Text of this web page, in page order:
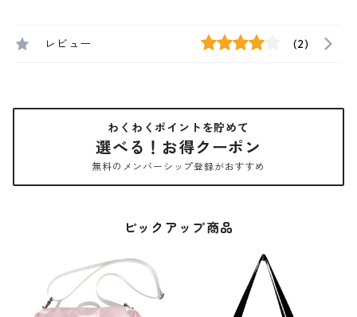
レビュー (2)
わくわくポイントを貯めて
選べる！お得クーポン
無料のメンバーシップ登録がおすすめ
ピックアップ商品